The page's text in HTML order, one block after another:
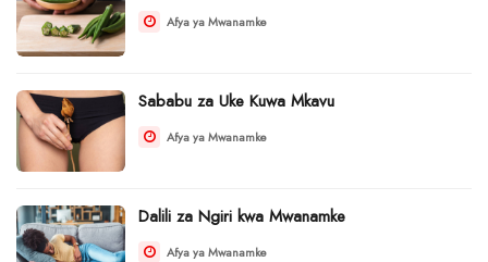
Afya ya Mwanamke
Sababu za Uke Kuwa Mkavu
Afya ya Mwanamke
Dalili za Ngiri kwa Mwanamke
Afya ya Mwanamke